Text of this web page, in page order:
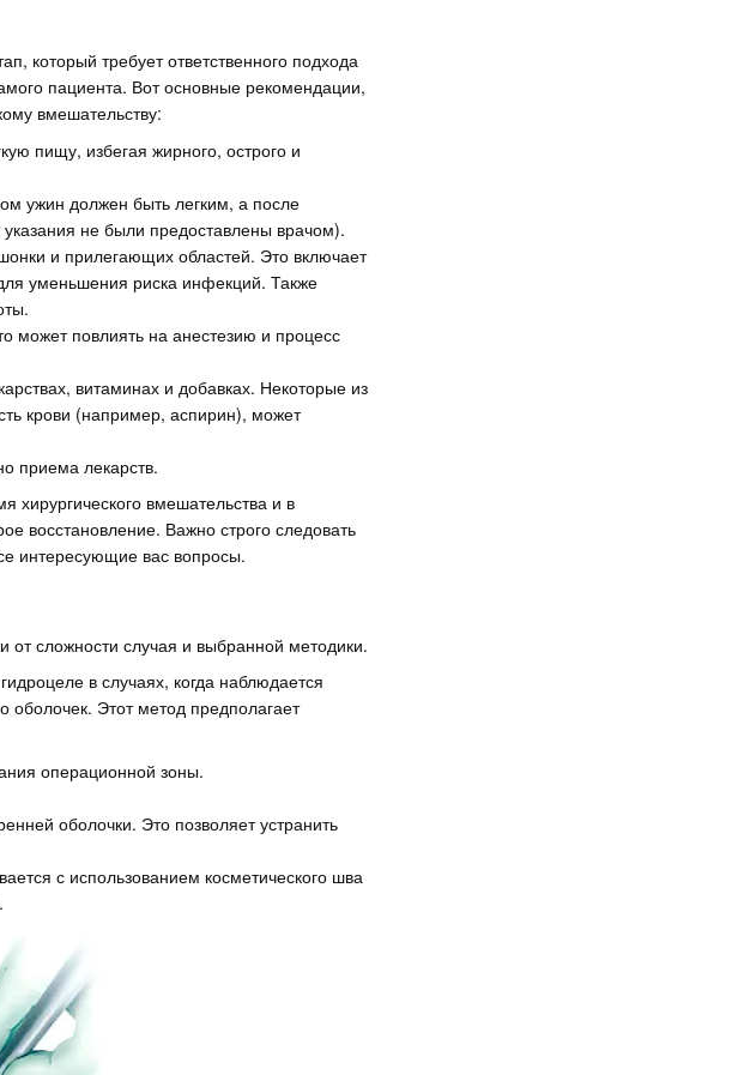
который требует ответственного подхода
пациента. Вот основные рекомендации,
вмешательству:
пищу, избегая жирного, острого и
ужин должен быть легким, а после
не были предоставлены врачом).
и прилегающих областей. Это включает
уменьшения риска инфекций. Также
может повлиять на анестезию и процесс
витаминах и добавках. Некоторые из
крови (например, аспирин), может
приема лекарств.
хирургического вмешательства и в
восстановление. Важно строго следовать
интересующие вас вопросы.
сложности случая и выбранной методики.
в случаях, когда наблюдается
оболочек. Этот метод предполагает
операционной зоны.
оболочки. Это позволяет устранить
с использованием косметического шва